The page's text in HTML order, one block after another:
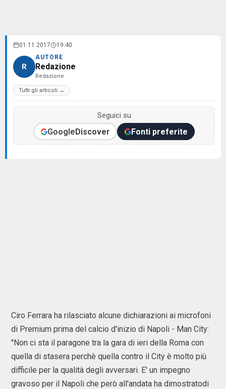
01.11.2017 19:40
R
AUTORE
Redazione
Redazione
Tutti gli articoli →
Seguici su
GoogleDiscover Fonti preferite
Ciro Ferrara ha rilasciato alcune dichiarazioni ai microfoni
di Premium prima del calcio d'inizio di Napoli - Man City:
"Non ci sta il paragone tra la gara di ieri della Roma con
quella di stasera perchè quella contro il City è molto più
difficile per la qualità degli avversari. E' un impegno
gravoso per il Napoli che però all'andata ha dimostratodi